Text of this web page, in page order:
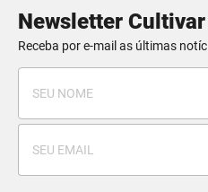
Newsletter Cultivar
Receba por e-mail as últimas